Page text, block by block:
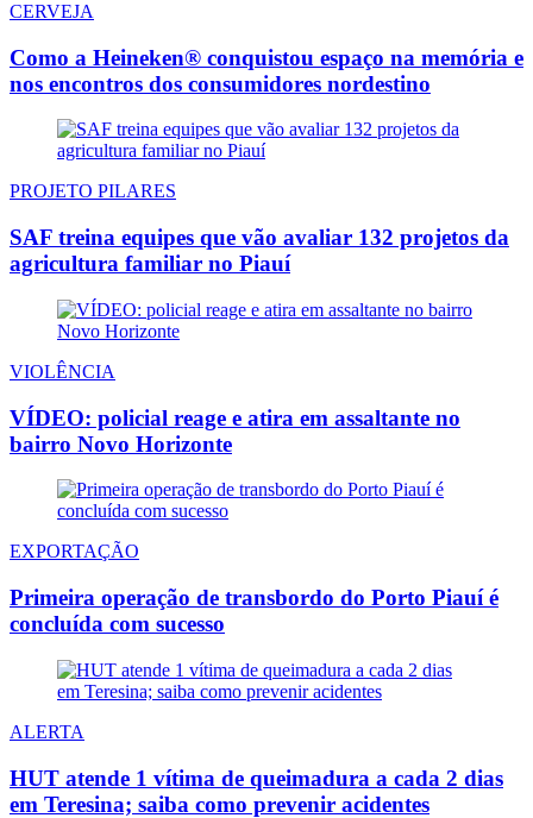
CERVEJA
Como a Heineken® conquistou espaço na memória e
nos encontros dos consumidores nordestino
PROJETO PILARES
SAF treina equipes que vão avaliar 132 projetos da
agricultura familiar no Piauí
VIOLÊNCIA
VÍDEO: policial reage e atira em assaltante no
bairro Novo Horizonte
EXPORTAÇÃO
Primeira operação de transbordo do Porto Piauí é
concluída com sucesso
ALERTA
HUT atende 1 vítima de queimadura a cada 2 dias
em Teresina; saiba como prevenir acidentes